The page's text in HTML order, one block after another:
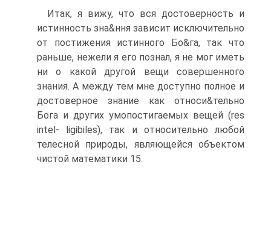
Итак, я вижу, что вся достоверность и
истинность зна&ння зависит исключительно
от постижения истинного Бо&га, так что
раньше, нежели я его познал, я не мог иметь
ни о какой другой вещи совершенного
знания. А между тем мне доступно полное и
достоверное знание как относи&тельно
Бога и других умопостигаемых вещей (res
intel- ligibiles), так и относительно любой
телесной природы, являющейся объектом
чистой математики 15.